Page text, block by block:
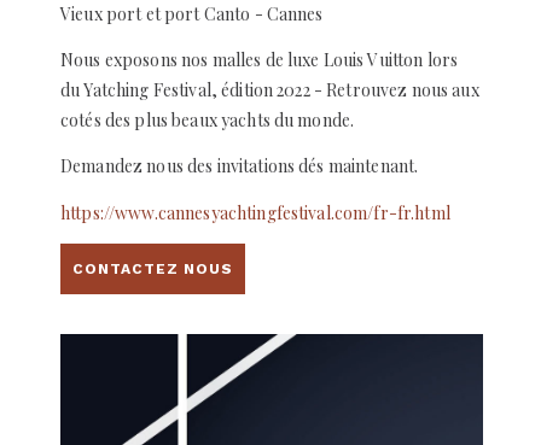
Vieux port et port Canto - Cannes
Nous exposons nos malles de luxe Louis Vuitton lors
du Yatching Festival, édition 2022 - Retrouvez nous aux
cotés des plus beaux yachts du monde.
Demandez nous des invitations dés maintenant.
https://www.cannesyachtingfestival.com/fr-fr.html
CONTACTEZ NOUS